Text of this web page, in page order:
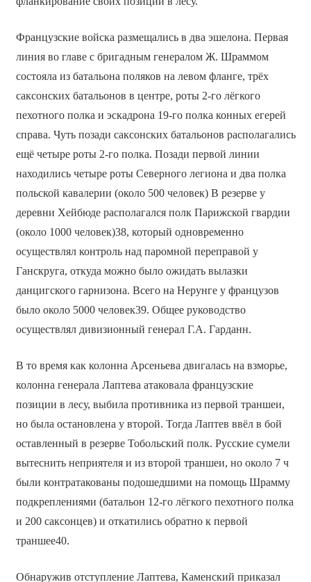
Французские войска размещались в два эшелона. Первая
линия во главе с бригадным генералом Ж. Шраммом
состояла из батальона поляков на левом фланге, трёх
саксонских батальонов в центре, роты 2-го лёгкого
пехотного полка и эскадрона 19-го полка конных егерей
справа. Чуть позади саксонских батальонов располагались
ещё четыре роты 2-го полка. Позади первой линии
находились четыре роты Северного легиона и два полка
польской кавалерии (около 500 человек) В резерве у
деревни Хейбюде располагался полк Парижской гвардии
(около 1000 человек)38, который одновременно
осуществлял контроль над паромной переправой у
Ганскруга, откуда можно было ожидать вылазки
данцигского гарнизона. Всего на Нерунге у французов
было около 5000 человек39. Общее руководство
осуществлял дивизионный генерал Г.А. Гарданн.
В то время как колонна Арсеньева двигалась на взморье,
колонна генерала Лаптева атаковала французские
позиции в лесу, выбила противника из первой траншеи,
но была остановлена у второй. Тогда Лаптев ввёл в бой
оставленный в резерве Тобольский полк. Русские сумели
вытеснить неприятеля и из второй траншеи, но около 7 ч
были контратакованы подошедшими на помощь Шрамму
подкреплениями (батальон 12-го лёгкого пехотного полка
и 200 саксонцев) и откатились обратно к первой
траншее40.
Обнаружив отступление Лаптева, Каменский приказал